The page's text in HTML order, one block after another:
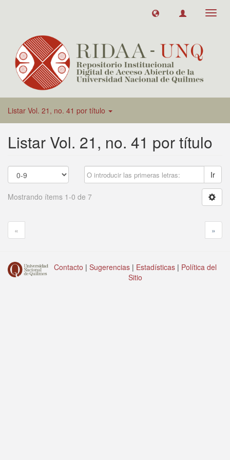
Listar Vol. 21, no. 41 por título
Listar Vol. 21, no. 41 por título
Ir
Mostrando ítems 1-0 de 7
« »
Contacto | Sugerencias | Estadísticas | Política del
Sitio